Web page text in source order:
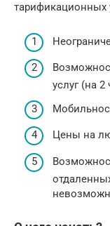
тарификационных
услуг (на 2
Цены на